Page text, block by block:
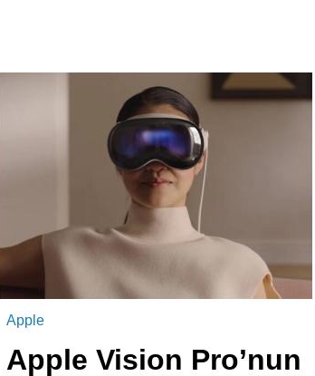
Apple
Apple Vision Pro’nun